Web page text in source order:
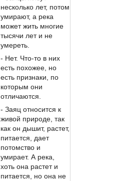
несколько лет, потом
умирают, а река
может жить многие
тысячи лет и не
умереть.
- Нет. Что-то в них
есть похожее, но
есть признаки, по
которым они
отличаются.
- Заяц относится к
живой природе, так
как он дышит, растет,
питается, дает
потомство и
умирает. А река,
хоть она растет и
питается, но она не